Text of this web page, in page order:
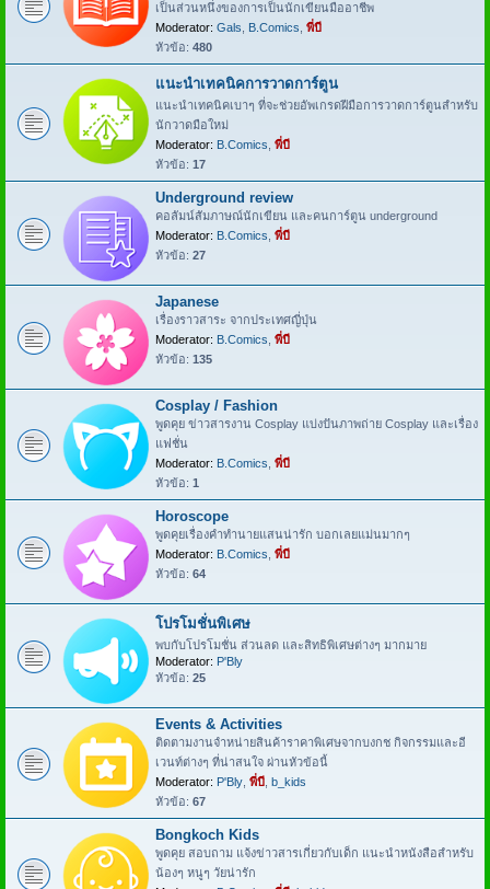
เป็นส่วนหนึ่งของการเป็นนักเขียนมืออาชีพ
Moderator: Gals B.Comics พี่บี
หัวข้อ: 480
แนะนำเทคนิคการวาดการ์ตูน
แนะนำเทคนิคเบาๆ ที่จะช่วยอัพเกรดฝีมือการวาดการ์ตูนสำหรับ
นักวาดมือใหม่
Moderator: B.Comics พี่บี
หัวข้อ: 17
Underground review
คอลัมน์สัมภาษณ์นักเขียน และคนการ์ตูน underground
Moderator: B.Comics พี่บี
หัวข้อ: 27
Japanese
เรื่องราวสาระ จากประเทศญี่ปุ่น
Moderator: B.Comics พี่บี
หัวข้อ: 135
Cosplay / Fashion
พูดคุย ข่าวสารงาน Cosplay แบ่งปันภาพถ่าย Cosplay และเรื่อง
แฟชั่น
Moderator: B.Comics พี่บี
หัวข้อ: 1
Horoscope
พูดคุยเรื่องคำทำนายแสนน่ารัก บอกเลยแม่นมากๆ
Moderator: B.Comics พี่บี
หัวข้อ: 64
โปรโมชั่นพิเศษ
พบกับโปรโมชั่น ส่วนลด และสิทธิพิเศษต่างๆ มากมาย
Moderator: P'Bly
หัวข้อ: 25
Events & Activities
ติดตามงานจำหน่ายสินค้าราคาพิเศษจากบงกช กิจกรรมและอี
เวนท์ต่างๆ ที่น่าสนใจ ผ่านหัวข้อนี้
Moderator: P'Bly พี่บี b_kids
หัวข้อ: 67
Bongkoch Kids
พูดคุย สอบถาม แจ้งข่าวสารเกี่ยวกับเด็ก แนะนำหนังสือสำหรับ
น้องๆ หนูๆ วัยน่ารัก